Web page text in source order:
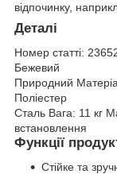
відпочинку,
Деталі
Номер статті:
Бежевий
Природний
Поліестер
Сталь Вага: 11 кг
встановлення
Функції
Стійке та